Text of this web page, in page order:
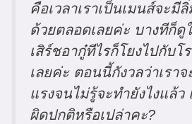
คือเวลาเราเป็นเมนส์จะมี
ด้วยตลอดเลยค่ะ บางทีก็
เสิร์ชอากู๋ทีไรก็โยงไปกับโ
เลยค่ะ ตอนนี้กังวลว่าเรา
แรงจนไม่รู้จะทำยังไงแล้ว
ผิดปกติหรือเปล่าคะ?